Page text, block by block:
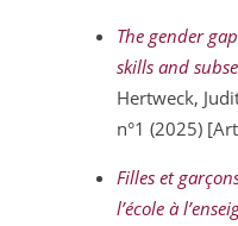
The gender
skills and
Hertweck,
n°1 (2025)
Filles et
l’école à